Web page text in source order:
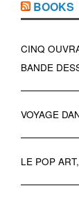
BOOKS
CINQ
BANDE
VOYAGE
LE POP